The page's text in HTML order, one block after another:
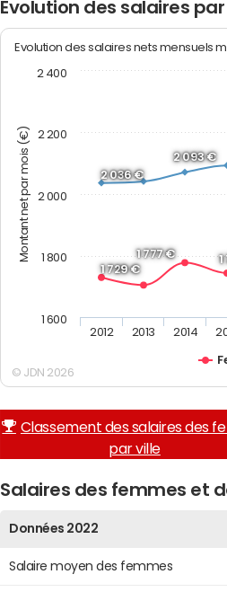
Evolution des salaires
Montant net par mois (€)
Evolution des salaires nets mensuels
1 729 €
1 777 €
2 036 €
2 093 €
2012 2013 2014
1 600
1 800
2 000
2 200
2 400
© JDN 2026
Classement des salaires des
par ville
Salaires des femmes et
Données 2022
Salaire moyen des femmes